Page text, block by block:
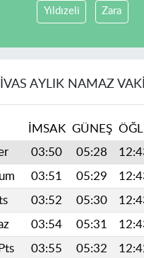
Yıldızeli Zara
AYLIK NAMAZ
İMSAK GÜNEŞ
03:50 05:28
03:51 05:29
03:52 05:30
03:54 05:31
03:55 05:32